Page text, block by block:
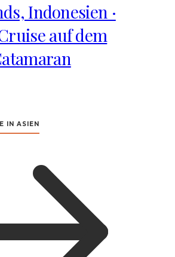
Indonesien ·
auf dem
IN ASIEN